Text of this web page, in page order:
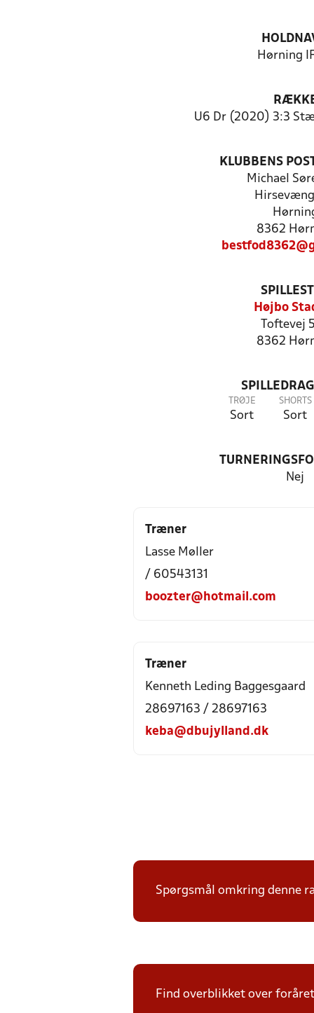
Hørning
U6 Dr (2020) 3:3
KLUBBENS
Michael
8362
Højbo
Toftevej
8362
TRØJE
Sort
SHORTS
Sort
Nej
Træner
Lasse Møller
/ 60543131
boozter@hotmail.com
Træner
Kenneth Leding Baggesgaard
28697163 / 28697163
keba@dbujylland.dk
Spørgsmål omkring denne
Find overblikket over